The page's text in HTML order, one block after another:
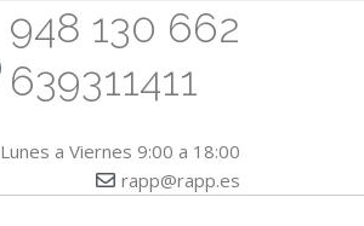
948 130 662
639311411
Lunes a Viernes 9:00 a 18:00
rapp@rapp.es